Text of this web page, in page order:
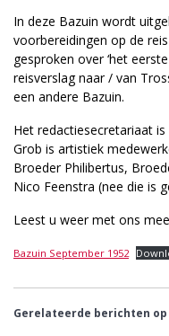
In deze Bazuin wordt
voorbereidingen op de
gesproken over ‘het
reisverslag naar / van
een andere Bazuin.
Het redactiesecretariaat
Grob is artistiek
Broeder Philibertus,
Nico Feenstra (nee die is
Leest u weer met ons
Bazuin September 1952
Gerelateerde berichten